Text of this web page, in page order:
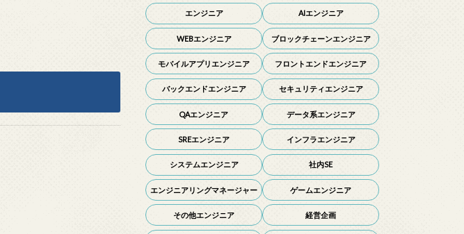
エンジニア AIエンジニア
WEBエンジニア ブロックチェーンエンジニア
モバイルアプリエンジニア フロントエンドエンジニア
バックエンドエンジニア セキュリティエンジニア
QAエンジニア データ系エンジニア
SREエンジニア インフラエンジニア
システムエンジニア 社内SE
エンジニアリングマネージャー ゲームエンジニア
その他エンジニア 経営企画